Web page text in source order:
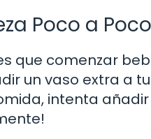
Poco a Poco
que comenzar
un vaso extra a
intenta